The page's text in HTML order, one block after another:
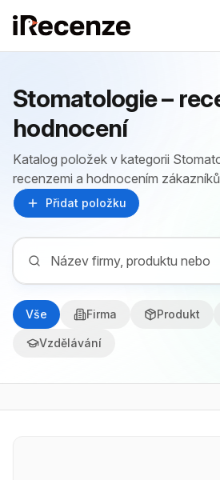
Stomatologie –
hodnocení
Katalog položek v kategorii
recenzemi a hodnocením
Přidat položku
Vše Firma Produkt
Vzdělávání